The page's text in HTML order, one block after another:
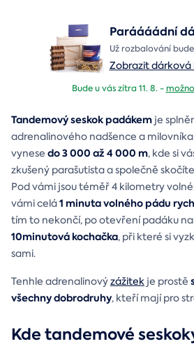
Paráááádní
Už rozbalování
Zobrazit dárková
Bude u vás zítra 11. 8. -
Tandemový seskok padákem je
adrenalinového nadšence a
vynese do 3 000 až 4 000 m, kde si
zkušený parašutista a společně
Pod vámi jsou téměř 4 kilometry
vámi celá1 minuta volného pádu
tím to nekončí, po otevření padáku
10minutová kochačka, při které si
sami.
Tenhle adrenalinovýzážitek je prostě
všechny dobrodruhy, kteří mají pro
Kde tandemové